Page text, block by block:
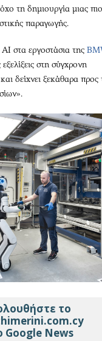
τη δημιουργία μιας
παραγωγής.
στα εργοστάσια της
στη σύγχρονη
δείχνει ξεκάθαρα
το
Google News